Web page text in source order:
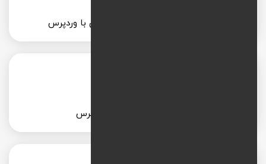
طراحی سایت خبری یا مجله آنلاین با وردپرس
طراحی سایت املاک با وردپرس